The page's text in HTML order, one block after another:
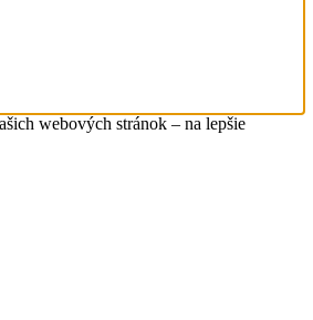
webových stránok – na lepšie